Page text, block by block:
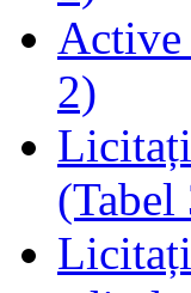
2)
(Tabel